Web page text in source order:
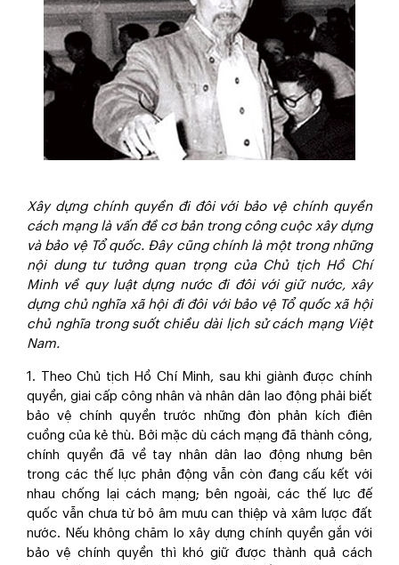
Xây dựng chính quyền đi đôi với bảo vệ chính quyền
cách mạng là vấn đề cơ bản trong công cuộc xây dựng
và bảo vệ Tổ quốc. Đây cũng chính là một trong những
nội dung tư tưởng quan trọng của Chủ tịch Hồ Chí
Minh về quy luật dựng nước đi đôi với giữ nước, xây
dựng chủ nghĩa xã hội đi đôi với bảo vệ Tổ quốc xã hội
chủ nghĩa trong suốt chiều dài lịch sử cách mạng Việt
Nam.
1. Theo Chủ tịch Hồ Chí Minh, sau khi giành được chính
quyền, giai cấp công nhân và nhân dân lao động phải biết
bảo vệ chính quyền trước những đòn phản kích điên
cuồng của kẻ thù. Bởi mặc dù cách mạng đã thành công,
chính quyền đã về tay nhân dân lao động nhưng bên
trong các thế lực phản động vẫn còn đang cấu kết với
nhau chống lại cách mạng; bên ngoài, các thế lực đế
quốc vẫn chưa từ bỏ âm mưu can thiệp và xâm lược đất
nước. Nếu không chăm lo xây dựng chính quyền gắn với
bảo vệ chính quyền thì khó giữ được thành quả cách